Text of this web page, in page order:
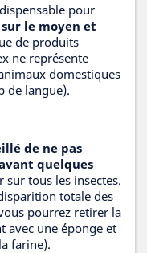
pour
le moyen et
de produits
ne représente
domestiques
de langue).
de ne pas
quelques
tous les insectes.
totale des
pourrez retirer la
avec une éponge et
farine).